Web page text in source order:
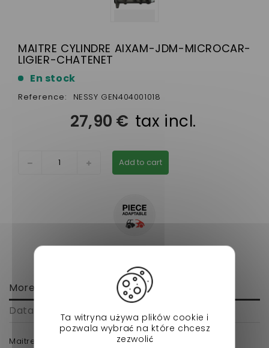
MAITRE CYLINDRE AIXAM-JDM-MICROCAR-
LIGIER-CHATENET
En stock
Reference: NESSY GEN404001018
27,90 € tax incl.
Add to cart
More info
Data sheet
Maitre cylindre adaptable pour voiture sans permis
Ta witryna używa plików cookie i
pozwala wybrać na które chcesz
zezwolić